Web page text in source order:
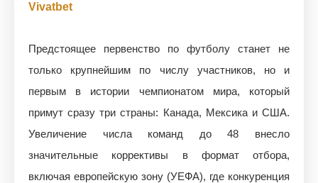
Vivatbet
Предстоящее первенство по футболу станет не
только крупнейшим по числу участников, но и
первым в истории чемпионатом мира, который
примут сразу три страны: Канада, Мексика и США.
Увеличение числа команд до 48 внесло
значительные коррективы в формат отбора,
включая европейскую зону (УЕФА), где конкуренция